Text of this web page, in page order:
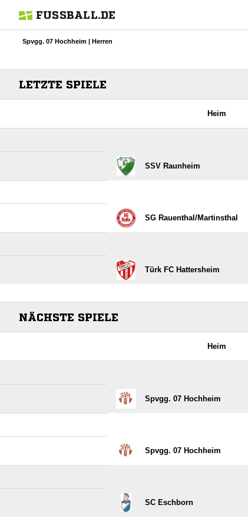
FUSSBALL.DE
Spvgg. 07 Hochheim | Herren
LETZTE SPIELE
Heim
SSV Raunheim
SG Rauenthal/​Martinsthal
Türk FC Hattersheim
NÄCHSTE SPIELE
Heim
Spvgg. 07 Hochheim
Spvgg. 07 Hochheim
SC Eschborn